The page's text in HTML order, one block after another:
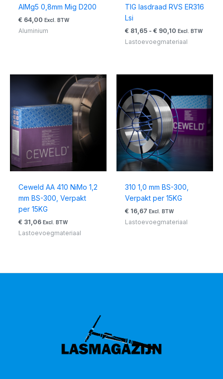
AlMg5 0,8mm Mig D200
€ 64,00 Excl. BTW
Aluminium
TIG lasdraad RVS ER316
Lsi
€ 81,65 - € 90,10 Excl. BTW
Lastoevoegmateriaal
Ceweld AA 410 NiMo 1,2
mm BS-300, Verpakt
per 15KG
€ 31,06 Excl. BTW
Lastoevoegmateriaal
310 1,0 mm BS-300,
Verpakt per 15KG
€ 16,67 Excl. BTW
Lastoevoegmateriaal